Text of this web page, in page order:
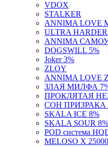
STALKER
ANNIMA LOVE
ULTRA HARDER
ANNIMA
DOGSWILL 5%
Joker 3%
ZLOY
ANNIMA LOVE
ЗЛАЯ МИЛФА
ПРОКЛЯТАЯ
СОН ПРИЗРАКА
SKALA ICE 8%
SKALA SOUR 8%
POD система
MELOSO X 25000